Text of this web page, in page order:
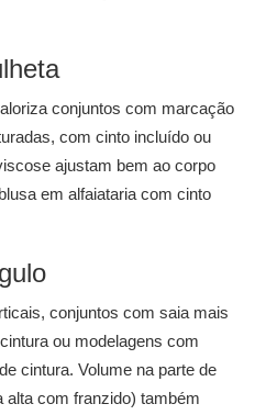
conjuntos com marcação
com cinto incluído ou
ajustam bem ao corpo
em alfaiataria com cinto
conjuntos com saia mais
ou modelagens com
cintura. Volume na parte de
alta com franzido) também